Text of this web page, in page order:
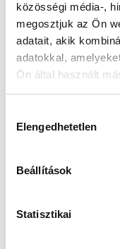
közösségi média-,
megosztjuk az Ön
adatait, akik
adatokkal,
Ön által használt
weboldalon való
kiválasztása
Elengedhetetlen
Beállítások
Statisztikai